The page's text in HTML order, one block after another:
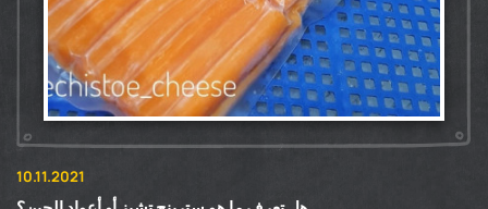
10.11.2021